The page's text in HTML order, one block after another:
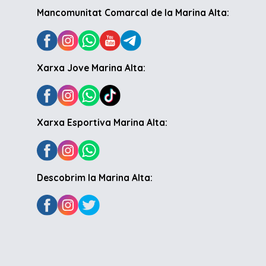
Mancomunitat Comarcal de la Marina Alta:
Xarxa Jove Marina Alta:
Xarxa Esportiva Marina Alta:
Descobrim la Marina Alta: